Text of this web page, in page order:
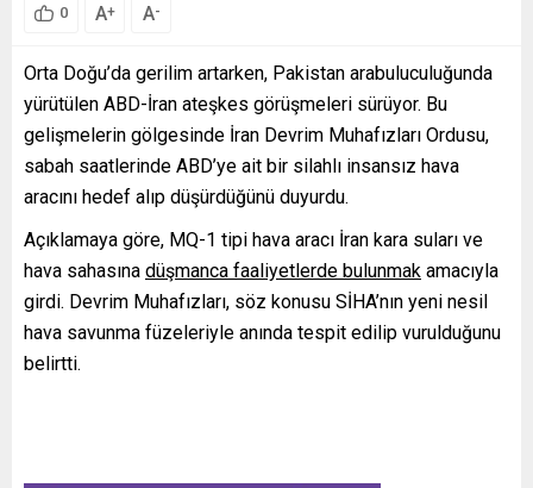
0 A+ A-
Orta Doğu’da gerilim artarken, Pakistan arabuluculuğunda
yürütülen ABD-İran ateşkes görüşmeleri sürüyor. Bu
gelişmelerin gölgesinde İran Devrim Muhafızları Ordusu,
sabah saatlerinde ABD’ye ait bir silahlı insansız hava
aracını hedef alıp düşürdüğünü duyurdu.
Açıklamaya göre, MQ-1 tipi hava aracı İran kara suları ve
hava sahasına düşmanca faaliyetlerde bulunmak amacıyla
girdi. Devrim Muhafızları, söz konusu SİHA’nın yeni nesil
hava savunma füzeleriyle anında tespit edilip vurulduğunu
belirtti.